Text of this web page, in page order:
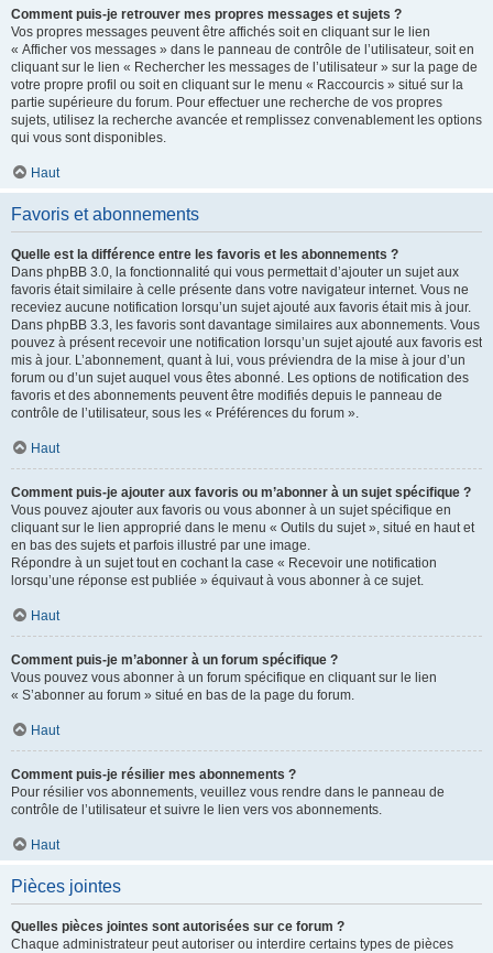
Comment puis-je retrouver mes propres messages et sujets ?
Vos propres messages peuvent être affichés soit en cliquant sur le lien
« Afficher vos messages » dans le panneau de contrôle de l’utilisateur, soit en
cliquant sur le lien « Rechercher les messages de l’utilisateur » sur la page de
votre propre profil ou soit en cliquant sur le menu « Raccourcis » situé sur la
partie supérieure du forum. Pour effectuer une recherche de vos propres
sujets, utilisez la recherche avancée et remplissez convenablement les options
qui vous sont disponibles.
Haut
Favoris et abonnements
Quelle est la différence entre les favoris et les abonnements ?
Dans phpBB 3.0, la fonctionnalité qui vous permettait d’ajouter un sujet aux
favoris était similaire à celle présente dans votre navigateur internet. Vous ne
receviez aucune notification lorsqu’un sujet ajouté aux favoris était mis à jour.
Dans phpBB 3.3, les favoris sont davantage similaires aux abonnements. Vous
pouvez à présent recevoir une notification lorsqu’un sujet ajouté aux favoris est
mis à jour. L’abonnement, quant à lui, vous préviendra de la mise à jour d’un
forum ou d’un sujet auquel vous êtes abonné. Les options de notification des
favoris et des abonnements peuvent être modifiés depuis le panneau de
contrôle de l’utilisateur, sous les « Préférences du forum ».
Haut
Comment puis-je ajouter aux favoris ou m’abonner à un sujet spécifique ?
Vous pouvez ajouter aux favoris ou vous abonner à un sujet spécifique en
cliquant sur le lien approprié dans le menu « Outils du sujet », situé en haut et
en bas des sujets et parfois illustré par une image.
Répondre à un sujet tout en cochant la case « Recevoir une notification
lorsqu’une réponse est publiée » équivaut à vous abonner à ce sujet.
Haut
Comment puis-je m’abonner à un forum spécifique ?
Vous pouvez vous abonner à un forum spécifique en cliquant sur le lien
« S’abonner au forum » situé en bas de la page du forum.
Haut
Comment puis-je résilier mes abonnements ?
Pour résilier vos abonnements, veuillez vous rendre dans le panneau de
contrôle de l’utilisateur et suivre le lien vers vos abonnements.
Haut
Pièces jointes
Quelles pièces jointes sont autorisées sur ce forum ?
Chaque administrateur peut autoriser ou interdire certains types de pièces